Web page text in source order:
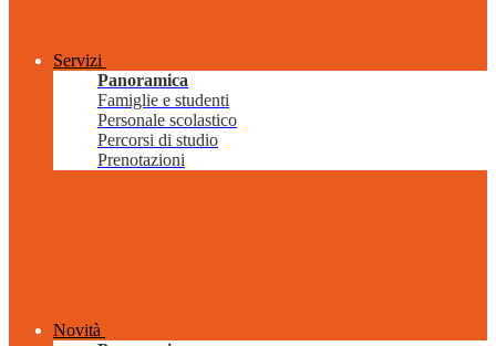
Servizi
Panoramica
Famiglie e studenti
Personale scolastico
Percorsi di studio
Prenotazioni
Novità